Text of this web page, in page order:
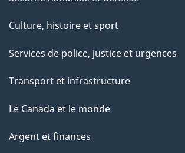
Culture, histoire et sport
Services de police, justice et urgences
Transport et infrastructure
Le Canada et le monde
Argent et finances